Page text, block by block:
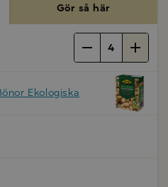
Gör så här
4
Ekologiska